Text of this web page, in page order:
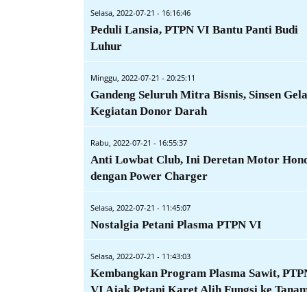
Selasa, 2022-07-21 - 16:16:46
Peduli Lansia, PTPN VI Bantu Panti Budi
Luhur
Minggu, 2022-07-21 - 20:25:11
Gandeng Seluruh Mitra Bisnis, Sinsen
Kegiatan Donor Darah
Rabu, 2022-07-21 - 16:55:37
Anti Lowbat Club, Ini Deretan Motor
dengan Power Charger
Selasa, 2022-07-21 - 11:45:07
Nostalgia Petani Plasma PTPN VI
Selasa, 2022-07-21 - 11:43:03
Kembangkan Program Plasma Sawit,